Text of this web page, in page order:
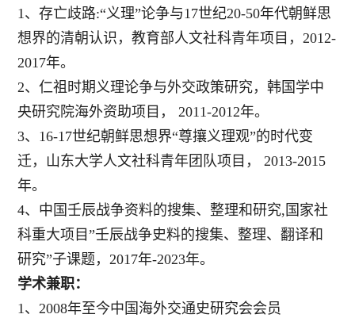
1、存亡歧路:“义理”论争与17世纪20-50年代朝鲜思
想界的清朝认识，教育部人文社科青年项目，2012-
2017年。
2、仁祖时期义理论争与外交政策研究，韩国学中
央研究院海外资助项目，
2011-2012年。
3、 16-17世纪朝鲜思想界“尊攘义理观”的时代变
迁，山东大学人文社科青年团队项目， 2013-2015
年。
4、中国壬辰战争资料的搜集、整理和研究,国家社
科重大项目”壬辰战争史料的搜集、整理、翻译和
研究”子课题，2017年-2023年。
学术兼职：
1、2008年至今中国海外交通史研究会会员